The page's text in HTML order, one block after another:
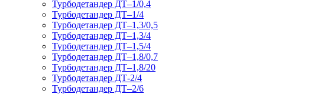
Турбодетандер ДТ–1/0,4
Турбодетандер ДТ–1/4
Турбодетандер ДТ–1,3/0,5
Турбодетандер ДТ–1,3/4
Турбодетандер ДТ–1,5/4
Турбодетандер ДТ–1,8/0,7
Турбодетандер ДТ–1,8/20
Турбодетандер ДТ-2/4
Турбодетандер ДТ–2/6